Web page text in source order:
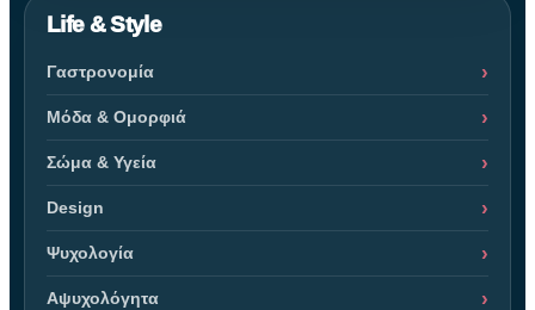
Life & Style
Γαστρονομία
Μόδα & Ομορφιά
Σώμα & Υγεία
Design
Ψυχολογία
Αψυχολόγητα